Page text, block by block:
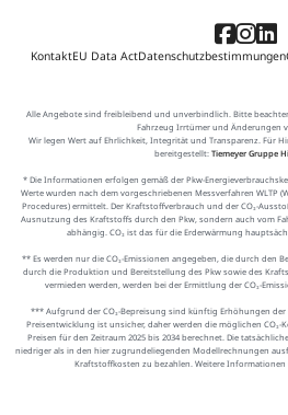
KontaktEU Data ActDatenschutzbestimmungen
Alle Angebote sind freibleibend und unverbindlich. Bitte
Fahrzeug Irrtümer und Änderungen
Wir legen Wert auf Ehrlichkeit, Integrität und Transparenz. Für
bereitgestellt: Tiemeyer Gruppe
* Die Informationen erfolgen gemäß der Pkw-
Werte wurden nach dem vorgeschriebenen Messverfahren WLTP
Procedures) ermittelt. Der Kraftstoffverbrauch und der CO₂-
Ausnutzung des Kraftstoffs durch den Pkw, sondern auch vom
abhängig. CO₂ ist das für die Erderwärmung
** Es werden nur die CO₂-Emissionen angegeben, die durch den
durch die Produktion und Bereitstellung des Pkw sowie des
vermieden werden, werden bei der Ermittlung der CO₂-
*** Aufgrund der CO₂-Bepreisung sind künftig Erhöhungen
Preisentwicklung ist unsicher, daher werden die möglichen CO₂-
Preisen für den Zeitraum 2025 bis 2034 berechnet. Die
niedriger als in den hier zugrundeliegenden Modellrechnungen
Kraftstoffkosten zu bezahlen. Weitere